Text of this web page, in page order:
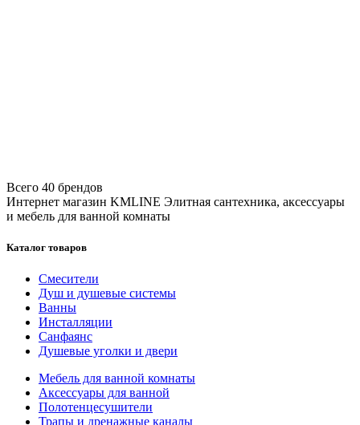
Всего 40 брендов
Интернет магазин KMLINE Элитная сантехника, аксессуары
и мебель для ванной комнаты
Каталог товаров
Смесители
Душ и душевые системы
Ванны
Инсталляции
Санфаянс
Душевые уголки и двери
Мебель для ванной комнаты
Аксессуары для ванной
Полотенцесушители
Трапы и дренажные каналы